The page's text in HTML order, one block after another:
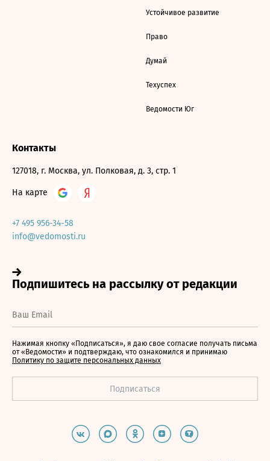
Устойчивое развитие
Право
Думай
Техуспех
Ведомости Юг
Контакты
127018, г. Москва, ул. Полковая, д. 3, стр. 1
На карте
+7 495 956-34-58
info@vedomosti.ru
Нажимая кнопку «Подписаться», я даю свое согласие получать письма
от «Ведомости» и подтверждаю, что ознакомился и принимаю
Политику по защите персональных данных